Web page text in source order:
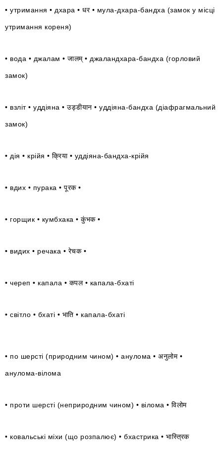
• утримання • дхара • धर• мула-дхара-бандха (замок у місці
утримання кореня)
• вода • джалам • जालम्• джаландхара-бандха (горловий
замок)
• взліт• уддіяна • उड्डीयान • уддіяна-бандха (діафрагмальний
замок)
• дія • крійя • क्रिया• уддіяна-бандха-крійя
• вдих • пурака • पूरक•
• горщик • кумбхака • कुंभक•
• видих • речака • रेचक•
• череп • капала • कपल• капала-бхаті
• світло • бхаті • भाति • капала-бхаті
• по шерсті (природним чином) • анулома • अनुलोम •
анулома-вілома
• проти шерсті (неприродним чином) • вілома • विलोम
• ковальські міхи (що розпалює) • бхастрика • भास्त्रिक